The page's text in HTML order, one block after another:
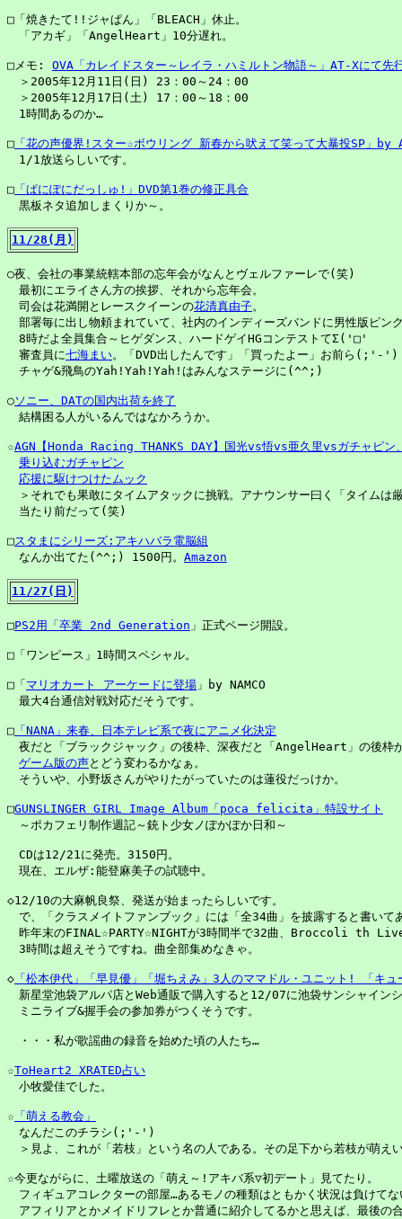
□「焼きたて!!ジャぱん」「BLEACH」休止。
「アカギ」「AngelHeart」10分遅れ。
□メモ: OVA「カレイドスター～レイラ・ハミルトン物語～」AT-Xにて先
＞2005年12月11日(日) 23：00～24：00
＞2005年12月17日(土) 17：00～18：00
1時間あるのか…
□ 「花の声優界!スター☆ボウリング 新春から吠えて笑って大暴投SP」by
1/1放送らしいです。
□ 「ぱにぽにだっしゅ!」DVD第1巻の修正具合
黒板ネタ追加しまくりか～。
11/28(月)
○夜、会社の事業統轄本部の忘年会がなんとヴェルファーレで(笑)
最初にエライさん方の挨拶、それから忘年会。
司会は花満開とレースクイーンの花清真由子。
部署毎に出し物頼まれていて、社内のインディーズバンドに男性版ピン
8時だよ全員集合～ヒゲダンス、ハードゲイHGコンテストてΣ('□'
審査員に七海まい。「DVD出したんです」「買ったよー」お前ら(;'-')
チャゲ&飛鳥のYah!Yah!Yah!はみんなステージに(^^;)
○ソニー、DATの国内出荷を終了
結構困る人がいるんではなかろうか。
☆AGN【Honda Racing THANKS DAY】国光vs悟vs亜久里vsガチャピン
乗り込むガチャピン
応援に駆けつけたムック
＞それでも果敢にタイムアタックに挑戦。アナウンサー曰く「タイムは
当たり前だって(笑)
□スタまにシリーズ:アキハバラ電脳組
なんか出てた(^^;) 1500円。 Amazon
11/27(日)
□PS2用「卒業 2nd Generation 」正式ページ開設。
□「ワンピース」1時間スペシャル。
□「 マリオカート アーケードに登場 」by NAMCO
最大4台通信対戦対応だそうです。
□ 「NANA」来春、日本テレビ系で夜にアニメ化決定
夜だと「ブラックジャック」の後枠、深夜だと「AngelHeart」の後枠
ゲーム版の声とどう変わるかなぁ。
そういや、小野坂さんがやりたがっていたのは蓮役だっけか。
□GUNSLINGER GIRL Image Album「poca felicita」特設サイト
～ポカフェリ制作週記～銃ト少女ノぽかぽか日和～
CDは12/21に発売。3150円。
現在、エルザ:能登麻美子の試聴中。
◇12/10の大麻帆良祭、発送が始まったらしいです。
で、「クラスメイトファンブック」には「全34曲」を披露すると書いて
昨年末のFINAL☆PARTY☆NIGHTが3時間半で32曲、Broccoli th
3時間は超えそうですね。曲全部集めなきゃ。
◇ 「松本伊代」「早見優」「堀ちえみ」3人のママドル・ユニット! 「キ
新星堂池袋アルパ店とWeb通販で購入すると12/07に池袋サンシャイン
ミニライブ&握手会の参加券がつくそうです。
・・・私が歌謡曲の録音を始めた頃の人たち…
☆ToHeart2 XRATED占い
小牧愛佳でした。
☆ 「萌える教会」
なんだこのチラシ(;'-')
＞見よ、これが「若枝」という名の人である。その足下から若枝が萌
☆今更ながらに、土曜放送の「萌え～!アキバ系▽初デート」見てたり。
フィギュアコレクターの部屋…あるモノの種類はともかく状況は負け
アフィリアとかメイドリフレとか普通に紹介してるかと思えば、最